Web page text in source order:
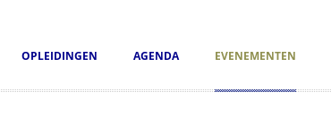
OPLEIDINGEN AGENDA EVENEMENTEN